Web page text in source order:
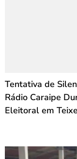
Tentativa de
Rádio Caraipe
Eleitoral em